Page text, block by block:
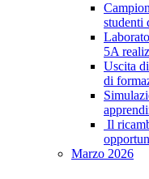
studenti
5A
Uscita
di
Il
Marzo 2026